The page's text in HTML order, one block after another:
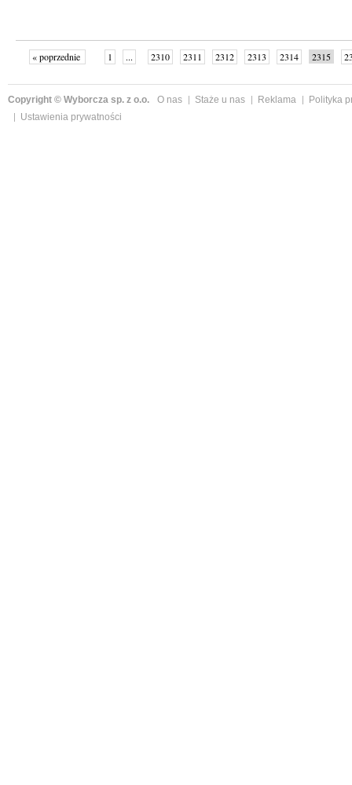
« poprzednie 1 ... 2310 2311 2312 2313 2314 2315
Copyright © Wyborcza sp. z o.o. O nas Staże u nas Reklama
Polityka
Ustawienia prywatności